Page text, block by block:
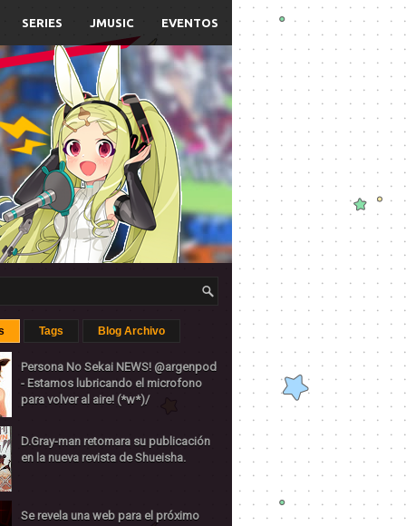
SERIES JMUSIC EVENTOS
Tags Blog Archivo
Persona No Sekai NEWS! @argenpod
- Estamos lubricando el microfono
para volver al aire! (*w*)/
D.Gray-man retomara su publicación
en la nueva revista de Shueisha.
Se revela una web para el próximo